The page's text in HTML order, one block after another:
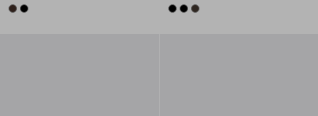
SIENNABLACK BLACKBLACKBURNT BROWN